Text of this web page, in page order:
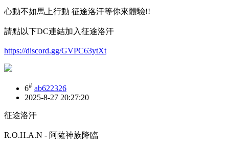
心動不如馬上行動 征途洛汗等你來體驗!!
請點以下DC連結加入征途洛汗
https://discord.gg/GVPC63ytXt
6# ab622326
2025-8-27 20:27:20
征途洛汗
R.O.H.A.N - 阿薩神族降臨